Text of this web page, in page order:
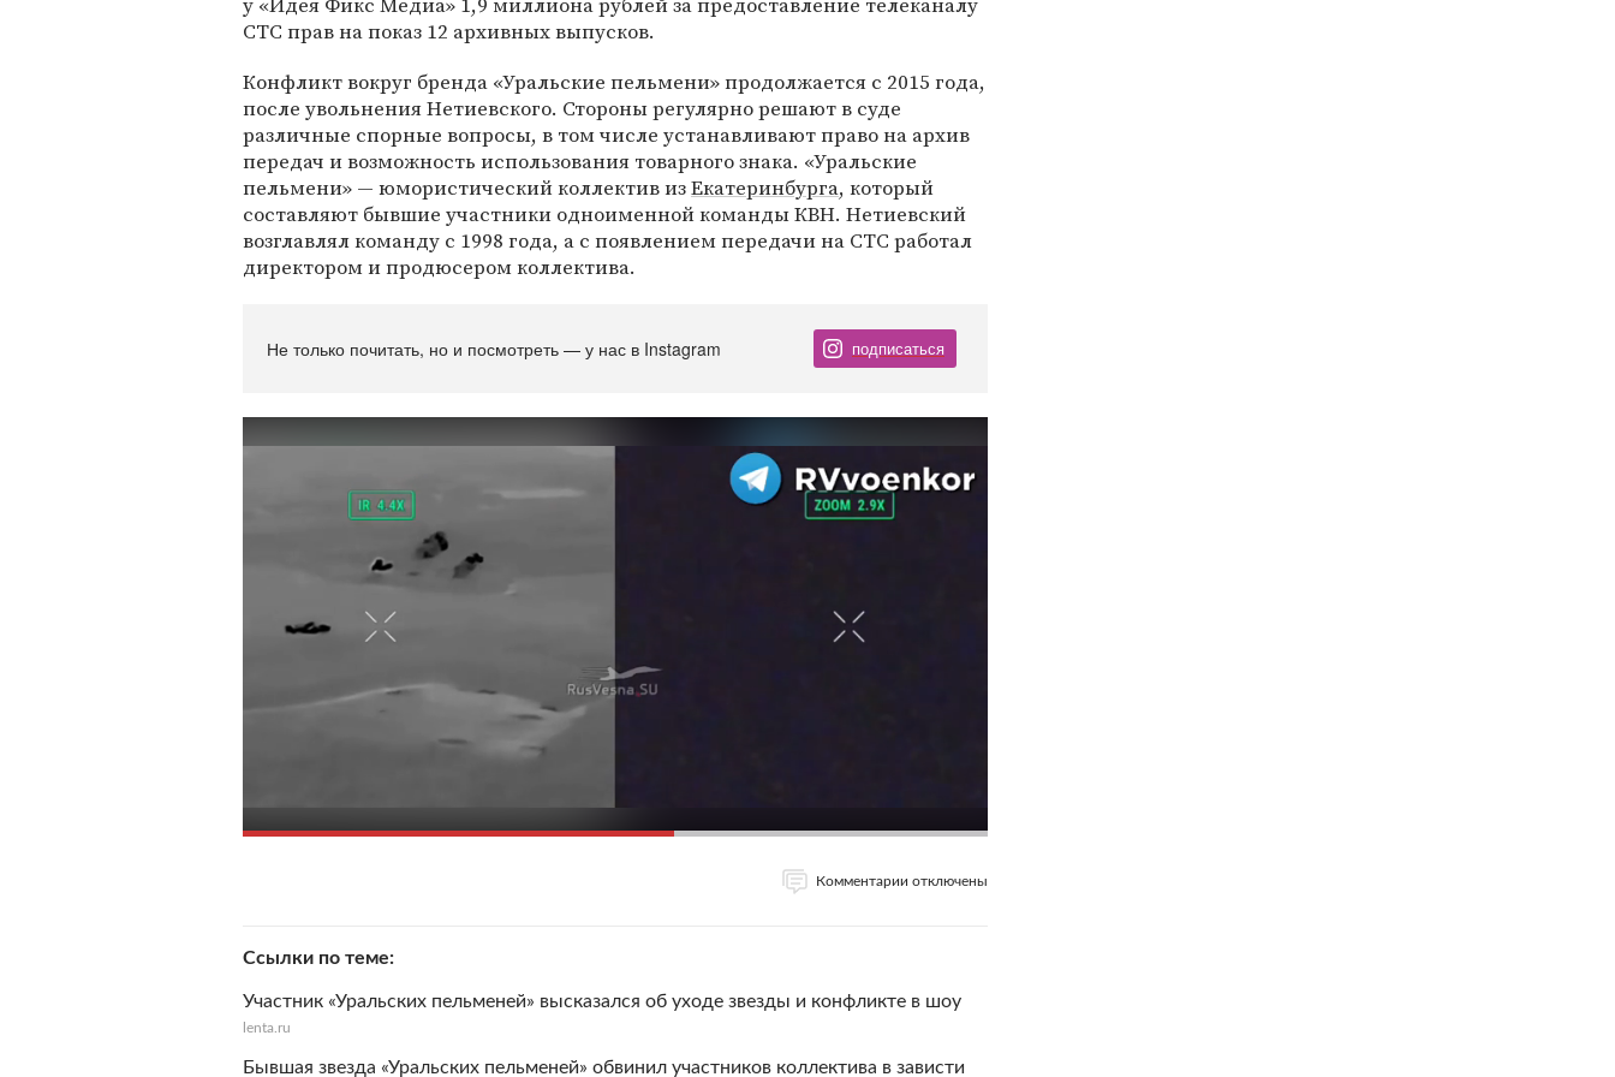
СТС прав на показ 12 архивных выпусков.
Конфликт вокруг бренда «Уральские пельмени» продолжается с 2015 года,
после увольнения Нетиевского. Стороны регулярно решают в суде
различные спорные вопросы, в том числе устанавливают право на архив
передач и возможность использования товарного знака. «Уральские
пельмени» — юмористический коллектив изЕкатеринбурга, который
составляют бывшие участники одноименной команды КВН. Нетиевский
возглавлял команду с 1998 года, а с появлением передачи на СТС работал
директором и продюсером коллектива.
Не только почитать, но и посмотреть — у нас в Instagram подписаться
Комментарии отключены
Ссылки по теме
Участник «Уральских пельменей» высказался об уходе звезды и конфликте в шоу
lenta.ru
Бывшая звезда «Уральских пельменей» обвинил участников коллектива в зависти